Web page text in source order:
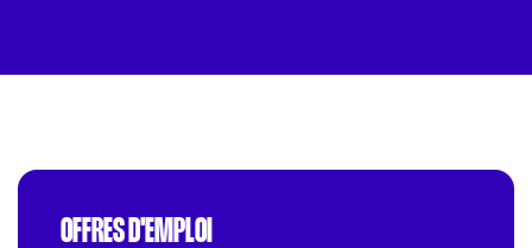
OFFRES D'EMPLOI